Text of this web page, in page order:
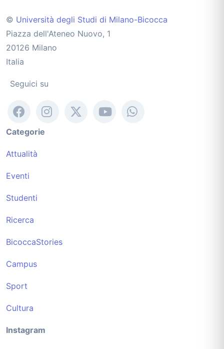
© Università degli Studi di Milano-Bicocca
Piazza dell'Ateneo Nuovo, 1
20126 Milano
Italia
Seguici su
Categorie
Attualità
Eventi
Studenti
Ricerca
BicoccaStories
Campus
Sport
Cultura
Instagram